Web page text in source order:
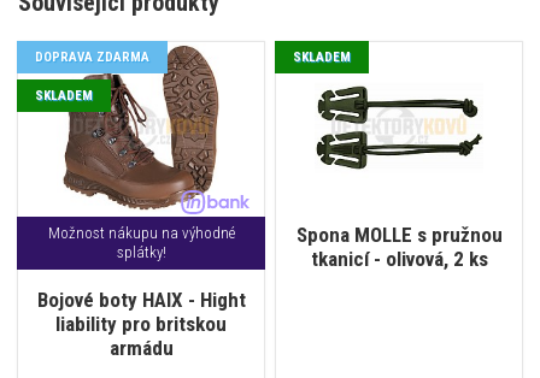
Možnost nákupu na výhodné
splátky!
Bojové boty HAIX - Hight
liability pro britskou
armádu
DOPRAVA ZDARMA
SKLADEM
Spona MOLLE s pružnou
tkanicí - olivová, 2 ks
SKLADEM